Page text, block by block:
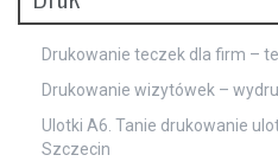
Drukowanie teczek dla firm –
Drukowanie wizytówek –
Ulotki A6. Tanie drukowanie
Szczecin